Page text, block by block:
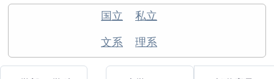
国立 私立
文系 理系